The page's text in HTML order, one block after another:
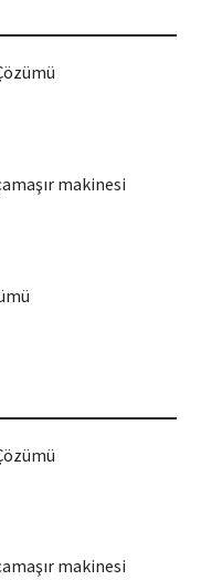
makinesi
makinesi